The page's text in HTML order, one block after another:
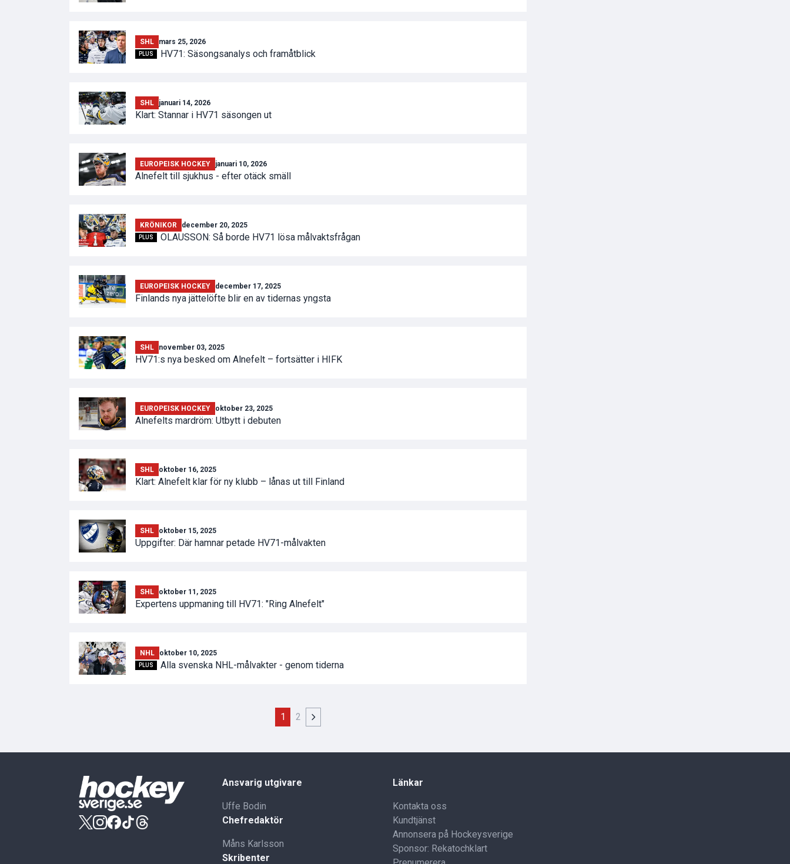
SHL mars 25, 2026
PLUS HV71: Säsongsanalys och framåtblick
SHL januari 14, 2026
Klart: Stannar i HV71 säsongen ut
EUROPEISK HOCKEY januari 10, 2026
Alnefelt till sjukhus - efter otäck smäll
KRÖNIKOR december 20, 2025
PLUS OLAUSSON: Så borde HV71 lösa målvaktsfrågan
EUROPEISK HOCKEY december 17, 2025
Finlands nya jättelöfte blir en av tidernas yngsta
SHL november 03, 2025
HV71:s nya besked om Alnefelt – fortsätter i HIFK
EUROPEISK HOCKEY oktober 23, 2025
Alnefelts mardröm: Utbytt i debuten
SHL oktober 16, 2025
Klart: Alnefelt klar för ny klubb – lånas ut till Finland
SHL oktober 15, 2025
Uppgifter: Där hamnar petade HV71-målvakten
SHL oktober 11, 2025
Expertens uppmaning till HV71: "Ring Alnefelt"
NHL oktober 10, 2025
PLUS Alla svenska NHL-målvakter - genom tiderna
1 2
Ansvarig utgivare
Uffe Bodin
Chefredaktör
Måns Karlsson
Skribenter
Länkar
Kontakta oss
Kundtjänst
Annonsera på Hockeysverige
Sponsor: Rekatochklart